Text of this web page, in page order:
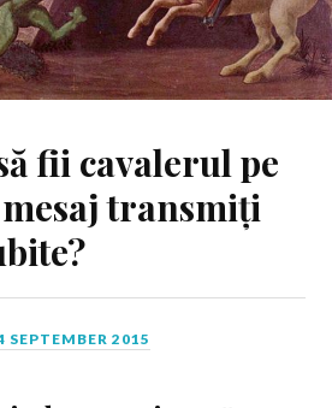
fii cavalerul pe
mesaj transmiți
SEPTEMBER 2015